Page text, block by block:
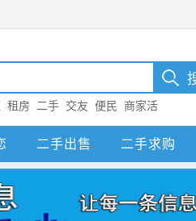
租房 二手 交友 便民
商家活
二手出售 二手求购